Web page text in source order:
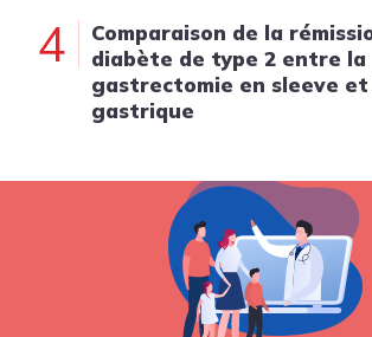
4
Comparaison de la
diabète de type 2 entre la
gastrectomie en sleeve et
gastrique